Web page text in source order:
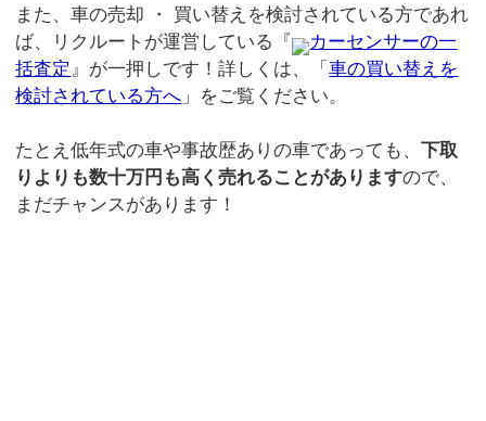
また、車の売却 ・ 買い替えを検討されている方であれ
ば、リクルートが運営している『
カーセンサーの一
括査定 』が一押しです！詳しくは、「車の買い替えを
検討されている方へ 」をご覧ください。
たとえ低年式の車や事故歴ありの車であっても、下取
りよりも数十万円も高く売れることがありますので、
まだチャンスがあります！